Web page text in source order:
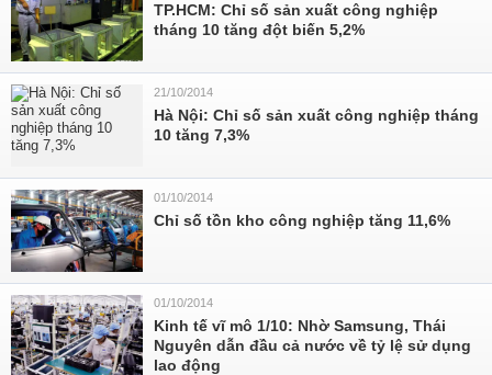
TP.HCM: Chỉ số sản xuất công nghiệp
tháng 10 tăng đột biến 5,2%
21/10/2014
Hà Nội: Chỉ số sản xuất công nghiệp tháng
10 tăng 7,3%
01/10/2014
Chỉ số tồn kho công nghiệp tăng 11,6%
01/10/2014
Kinh tế vĩ mô 1/10: Nhờ Samsung, Thái
Nguyên dẫn đầu cả nước về tỷ lệ sử dụng
lao động